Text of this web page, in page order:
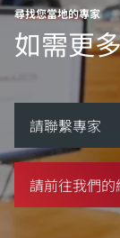
尋找您當地的專家
如需更
請聯繫專家
請前往我們的